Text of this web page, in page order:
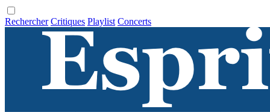
Rechercher Critiques Playlist Concerts